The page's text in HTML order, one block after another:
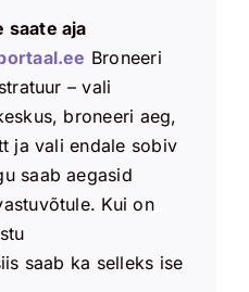
saate aja
Broneeri
– vali
broneeri aeg,
ja vali endale sobiv
saab aegasid
Kui on
saab ka selleks ise